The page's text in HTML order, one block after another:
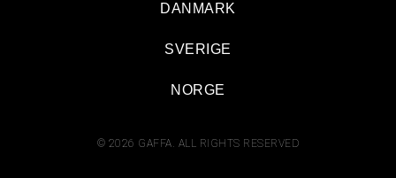
© 2026 GAFFA. ALL RIGHTS RESERVED
DANMARK
SVERIGE
NORGE